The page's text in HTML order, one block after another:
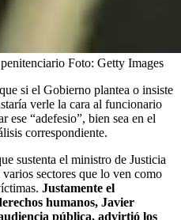
Foto: Getty Images
si el Gobierno plantea o insiste
verle la cara al funcionario
ese “adefesio”, bien sea en el
correspondiente.
sustenta el ministro de Justicia
sectores que lo ven como
Justamente el
humanos, Javier
pública, advirtió los